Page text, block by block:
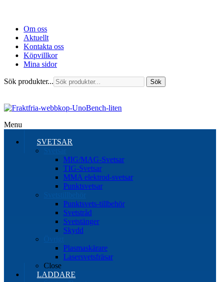
Om oss
Aktuellt
Kontakta oss
Köpvillkor
Mina sidor
Sök produkter... Sök
Menu
SVETSAR
MIG/MAG-Svetsar
TIG-Svetsar
MMA elektrod-svetsar
Punktsvetsar
Punktsvets-tillbehör
Svetstråd
Svetstänger
Skydd
Plasmaskärare
Lasersvetsfräsar
Close
LADDARE